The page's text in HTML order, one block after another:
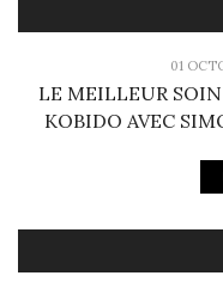
01
LE MEILLEUR
KOBIDO AVEC